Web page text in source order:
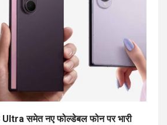
समेत नए फोल्डेबल फोन पर भारी